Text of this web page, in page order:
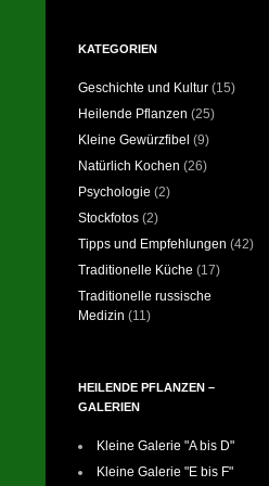
KATEGORIEN
Geschichte und Kultur (15)
Heilende Pflanzen (25)
Kleine Gewürzfibel (9)
Natürlich Kochen (26)
Psychologie (2)
Stockfotos (2)
Tipps und Empfehlungen (42)
Traditionelle Küche (17)
Traditionelle russische
Medizin (11)
HEILENDE PFLANZEN –
GALERIEN
Kleine Galerie "A bis D"
Kleine Galerie "E bis F"